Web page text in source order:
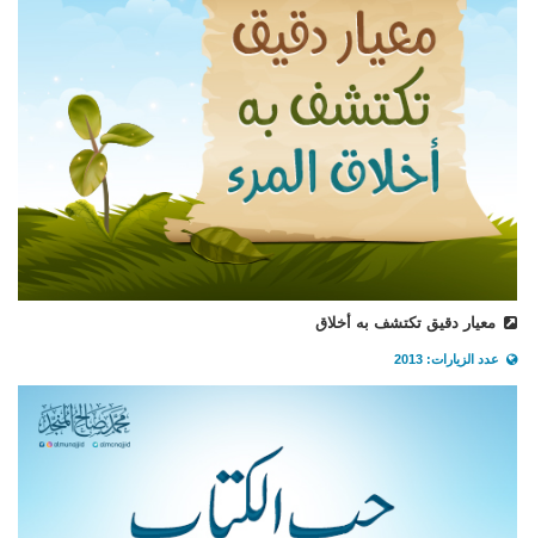
معيار دقيق تكتشف به أخلاق
عدد الزيارات: 2013